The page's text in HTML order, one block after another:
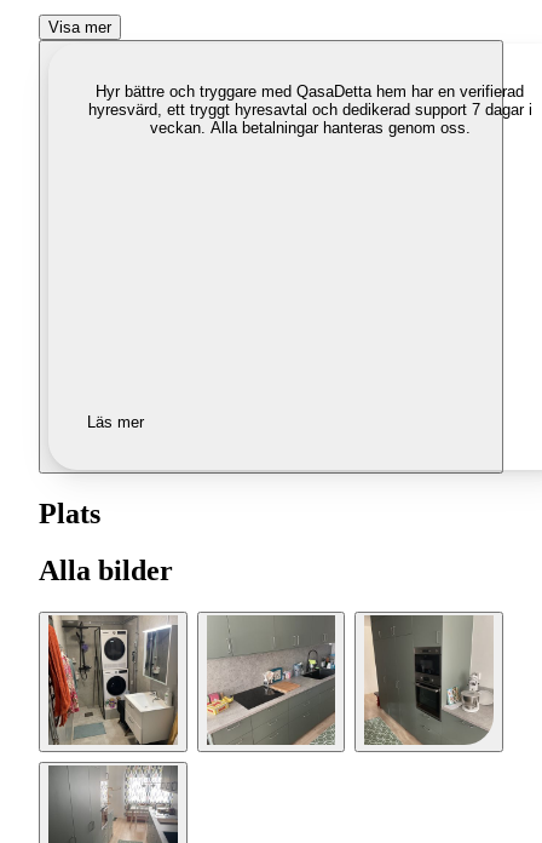
Visa mer
Hyr bättre och tryggare med QasaDetta hem har en verifierad
hyresvärd, ett tryggt hyresavtal och dedikerad support 7 dagar i
veckan. Alla betalningar hanteras genom oss.
Läs mer
Plats
Alla bilder